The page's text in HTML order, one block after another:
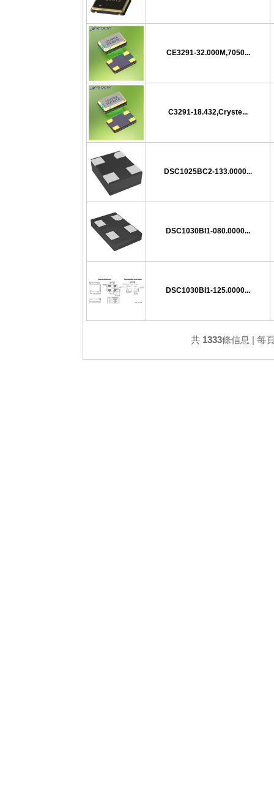
CE3291-32.000M,7050...
C3291-18.432,Cryste...
DSC1025BC2-133.0000...
DSC1030BI1-080.0000...
DSC1030BI1-125.0000...
共 1333條信息 | 每